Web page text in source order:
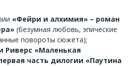
«Фейри и алхимия» – роман
(безумная любовь, эпические
повороты сюжета);
Риверс «Маленькая
часть дилогии «Паутина